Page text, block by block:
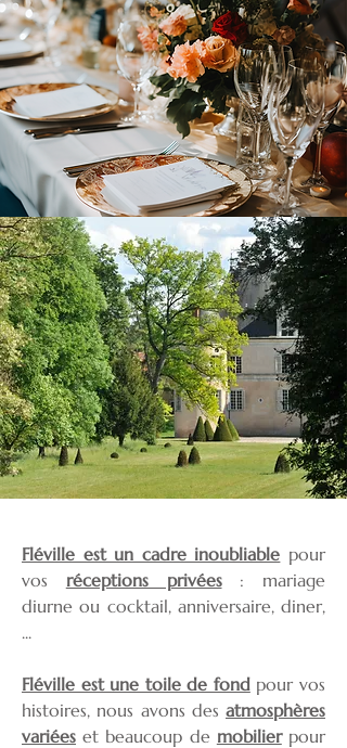
Fléville est un cadre inoubliable pour
vos réceptions privées: mariage
diurne ou cocktail, anniversaire, diner,
...
Fléville est une toile de fondpour vos
histoires, nous avons des atmosphères
variées et beaucoup de mobilierpour